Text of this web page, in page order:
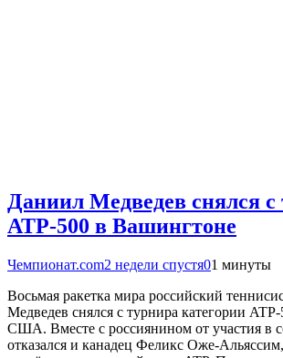
Даниил Медведев снялся с
ATP-500 в Вашингтоне
Чемпионат.com2 недели спустя01 минуты
Восьмая ракетка мира российский
Медведев снялся с турнира категории
США. Вместе с россиянином от участия в
отказался и канадец Феликс Оже-